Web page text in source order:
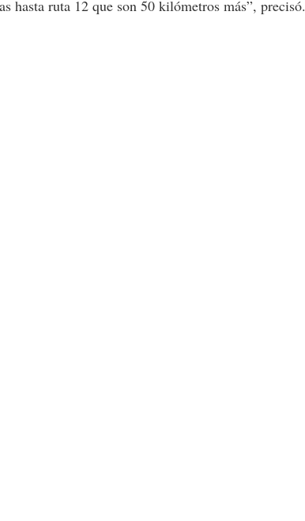
hasta ruta 12 que son 50 kilómetros más”, precisó.